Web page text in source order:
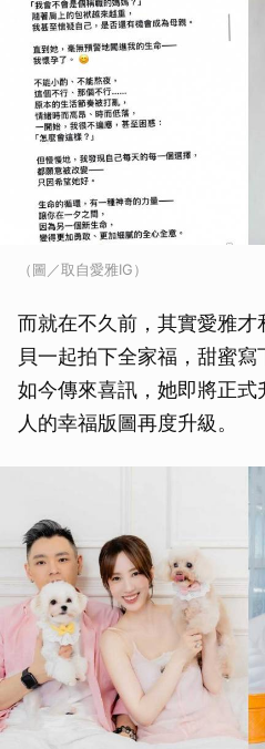
（圖／取自愛雅IG）
而就在不久前，其實愛雅
貝一起拍下全家福，甜蜜寫
如今傳來喜訊，她即將正
人的幸福版圖再度升級。